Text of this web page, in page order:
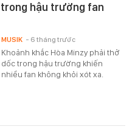
hậu trường fan
Khoảnh khắc Hòa Minzy phải thở
dốc trong hậu trường khiến
nhiều fan không khỏi xót xa.
MUSIK - 6 tháng trước